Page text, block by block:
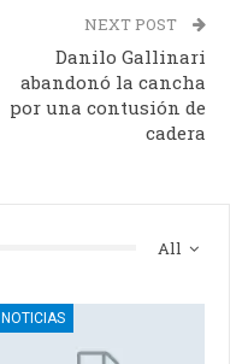
NEXT POST
Danilo Gallinari
abandonó la cancha
por una contusión de
cadera
All
NOTICIAS